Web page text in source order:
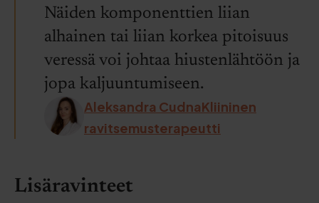
Näiden komponenttien liian
alhainen tai liian korkea pitoisuus
veressä voi johtaa hiustenlähtöön ja
jopa kaljuuntumiseen.
Aleksandra CudnaKliininen
ravitsemusterapeutti
Lisäravinteet